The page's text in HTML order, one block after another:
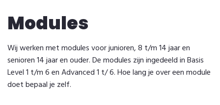
Modules
Wij werken met modules voor junioren, 8 t/m 14 jaar en
senioren 14 jaar en ouder. De modules zijn ingedeeld in Basis
Level 1 t/m 6 en Advanced 1 t/ 6. Hoe lang je over een module
doet bepaal je zelf.